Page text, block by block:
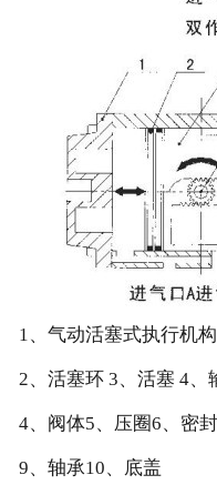
1、气动活塞式执行
2、活塞环 3、活塞 4
4、阀体5、压圈6、密
9、轴承10、底盖